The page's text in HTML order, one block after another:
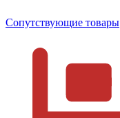
Сопутствующие товары